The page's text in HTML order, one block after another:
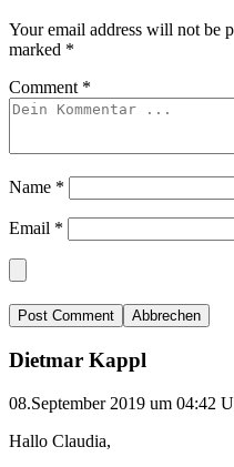
Your email address will not be
marked *
Comment *
Name *
Email *
Abbrechen
Dietmar Kappl
08.September 2019 um 04:42
Hallo Claudia,